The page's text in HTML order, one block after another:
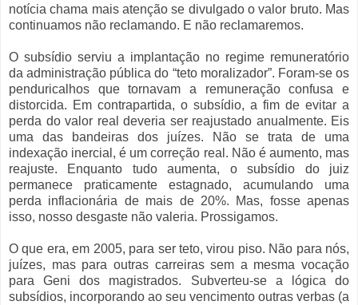
notícia chama mais atenção se divulgado o valor bruto. Mas
continuamos não reclamando. E não reclamaremos.
O subsídio serviu a implantação no regime remuneratório
da administração pública do “teto moralizador”. Foram-se os
penduricalhos que tornavam a remuneração confusa e
distorcida. Em contrapartida, o subsídio, a fim de evitar a
perda do valor real deveria ser reajustado anualmente. Eis
uma das bandeiras dos juízes. Não se trata de uma
indexação inercial, é um correção real. Não é aumento, mas
reajuste. Enquanto tudo aumenta, o subsídio do juiz
permanece praticamente estagnado, acumulando uma
perda inflacionária de mais de 20%. Mas, fosse apenas
isso, nosso desgaste não valeria. Prossigamos.
O que era, em 2005, para ser teto, virou piso. Não para nós,
juízes, mas para outras carreiras sem a mesma vocação
para Geni dos magistrados. Subverteu-se a lógica do
subsídios, incorporando ao seu vencimento outras verbas (a